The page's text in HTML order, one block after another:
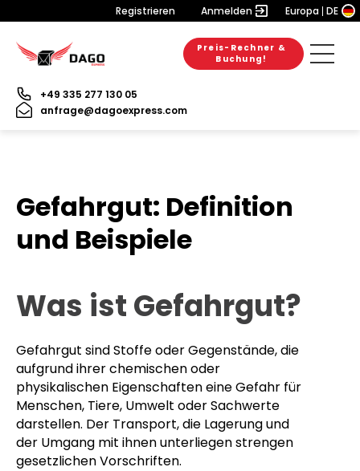
Registrieren Anmelden Europa DE
Preis-Rechner &
Buchung!
+49 335 277 130 05
anfrage@dagoexpress.com
Gefahrgut: Definition
und Beispiele
Was ist Gefahrgut?
Gefahrgut sind Stoffe oder Gegenstände, die
aufgrund ihrer chemischen oder
physikalischen Eigenschaften eine Gefahr für
Menschen, Tiere, Umwelt oder Sachwerte
darstellen. Der Transport, die Lagerung und
der Umgang mit ihnen unterliegen strengen
gesetzlichen Vorschriften.